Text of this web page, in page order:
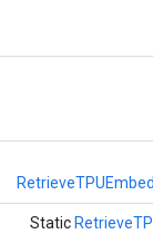
Static